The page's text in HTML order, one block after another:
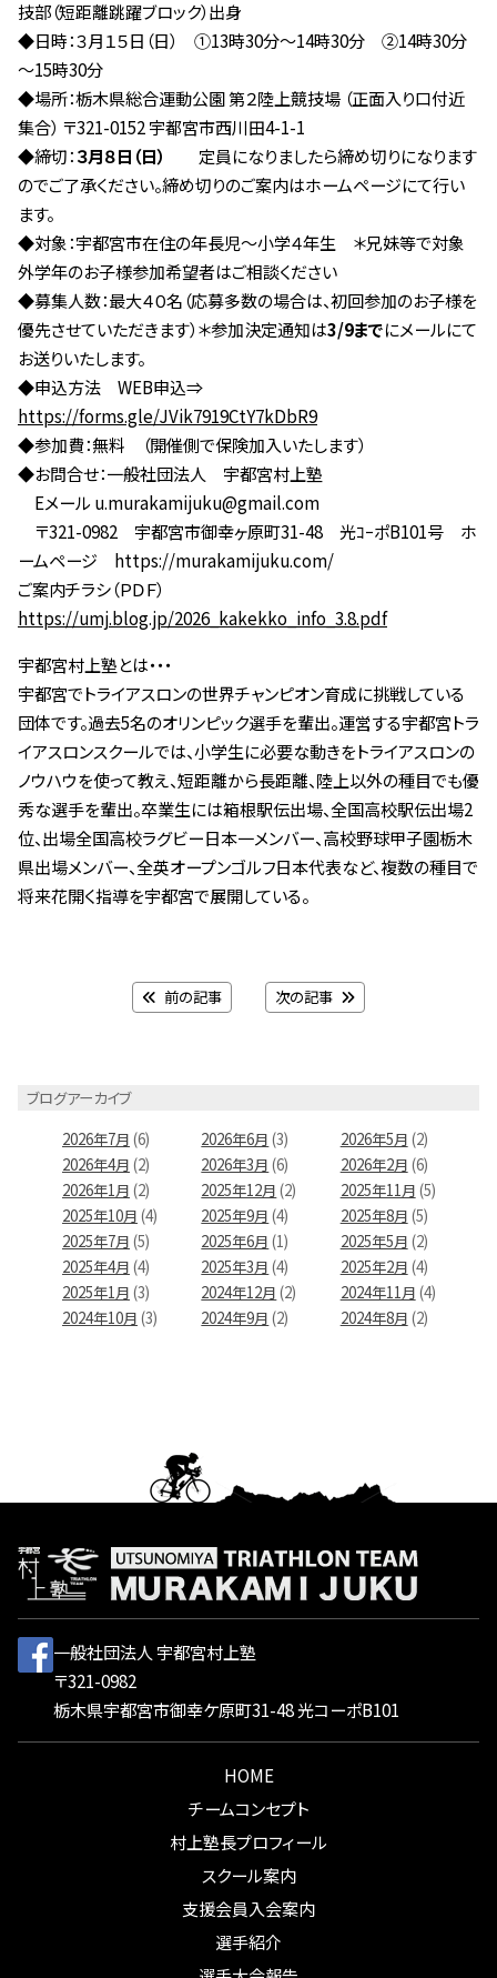
技部（短距離跳躍ブロック）出身
◆日時：３月１５日（日） ①13時30分～14時30分 ②14時30分
～15時30分
◆場所：栃木県総合運動公園 第２陸上競技場 （正面入り口付近
集合） 〒321-0152 宇都宮市西川田4-1-1
◆締切：３月８日（日）
定員になりましたら締め切りになります
のでご了承ください。締め切りのご案内はホームページにて行い
ます。
◆対象：宇都宮市在住の年長児～小学４年生 ＊兄妹等で対象
外学年のお子様参加希望者はご相談ください
◆募集人数：最大４０名（応募多数の場合は、初回参加のお子様を
優先させていただきます）＊参加決定通知は3/9までにメールにて
お送りいたします。
◆申込方法 WEB申込⇒
https://forms.gle/JVik7919CtY7kDbR9
◆参加費：無料 （開催側で保険加入いたします）
◆お問合せ：一般社団法人 宇都宮村上塾
Eメール u.murakamijuku@gmail.com
〒321-0982 宇都宮市御幸ヶ原町31-48 光ｺｰポB101号 ホ
ームページ https://murakamijuku.com/
ご案内チラシ（ＰＤＦ）
https://umj.blog.jp/2026_kakekko_info_3.8.pdf
宇都宮村上塾とは・・・
宇都宮でトライアスロンの世界チャンピオン育成に挑戦している
団体です。過去5名のオリンピック選手を輩出。運営する宇都宮トラ
イアスロンスクールでは、小学生に必要な動きをトライアスロンの
ノウハウを使って教え、短距離から長距離、陸上以外の種目でも優
秀な選手を輩出。卒業生には箱根駅伝出場、全国高校駅伝出場2
位、出場全国高校ラグビー日本一メンバー、高校野球甲子園栃木
県出場メンバー、全英オープンゴルフ日本代表など、複数の種目で
将来花開く指導を宇都宮で展開している。
前の記事 次の記事
ブログアーカイブ
2026年7月 (6) 2026年6月 (3) 2026年5月 (2)
2026年4月 (2) 2026年3月 (6) 2026年2月 (6)
2026年1月 (2) 2025年12月 (2) 2025年11月 (5)
2025年10月 (4) 2025年9月 (4) 2025年8月 (5)
2025年7月 (5) 2025年6月 (1) 2025年5月 (2)
2025年4月 (4) 2025年3月 (4) 2025年2月 (4)
2025年1月 (3) 2024年12月 (2) 2024年11月 (4)
2024年10月 (3) 2024年9月 (2) 2024年8月 (2)
一般社団法人 宇都宮村上塾
〒321-0982
栃木県宇都宮市御幸ケ原町31-48 光コーポB101
HOME
チームコンセプト
村上塾長プロフィール
スクール案内
支援会員入会案内
選手紹介